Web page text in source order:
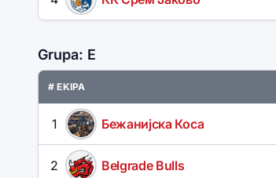
Grupa: E
# EKIPA
1 Бежанијска Коса
2 Belgrade Bulls